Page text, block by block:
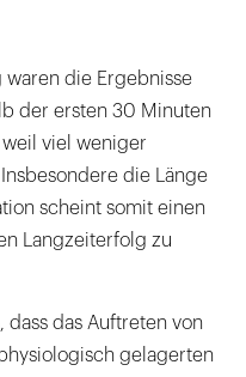
die Ergebnisse
der ersten 30 Minuten
viel weniger
die Länge
scheint somit einen
Langzeiterfolg zu
das Auftreten von
gelagerten